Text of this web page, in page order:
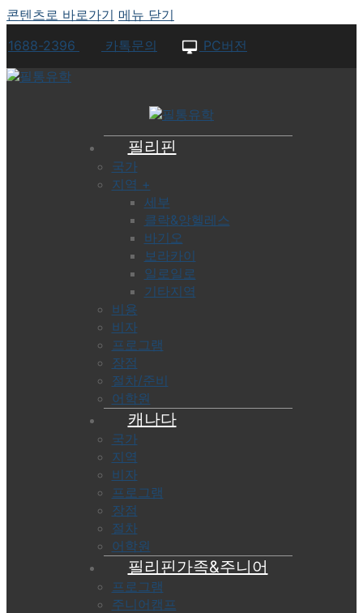
콘텐츠로 바로가기 메뉴 닫기
1688-2396
카톡문의 PC버전
필리핀
국가
지역 +
세부
클락&앙헬레스
바기오
보라카이
일로일로
기타지역
비용
비자
프로그램
장점
절차/준비
어학원
캐나다
국가
지역
비자
프로그램
장점
절차
어학원
필리핀가족&주니어
프로그램
주니어캠프